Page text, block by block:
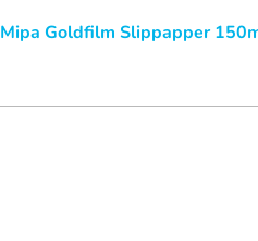
Mipa Goldfilm Slippapper